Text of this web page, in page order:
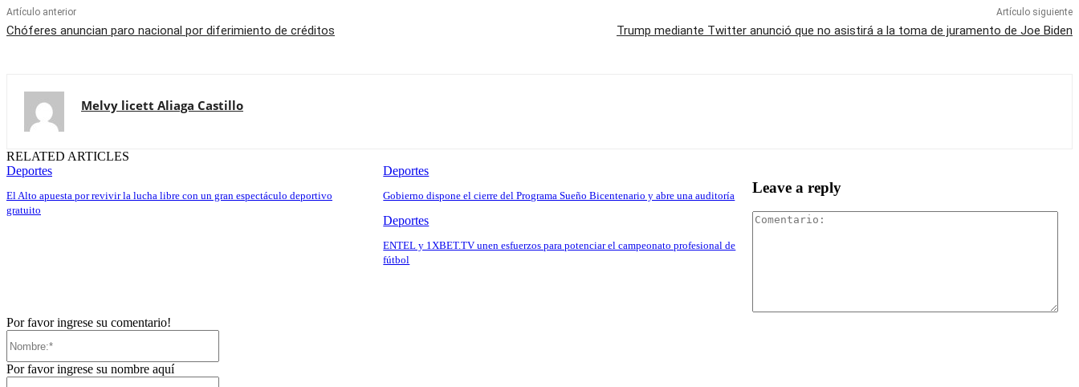
Artículo anterior
Chóferes anuncian paro nacional por diferimiento de créditos
Artículo siguiente
Trump mediante Twitter anunció que no asistirá a la toma de juramento de Joe Biden
Melvy licett Aliaga Castillo
RELATED ARTICLES
Deportes
El Alto apuesta por revivir la lucha libre con un gran espectáculo deportivo
gratuito
Deportes
Gobierno dispone el cierre del Programa Sueño Bicentenario y abre una auditoría
Deportes
ENTEL y 1XBET.TV unen esfuerzos para potenciar el campeonato profesional de
fútbol
Leave a reply
Por favor ingrese su comentario!
Por favor ingrese su nombre aquí